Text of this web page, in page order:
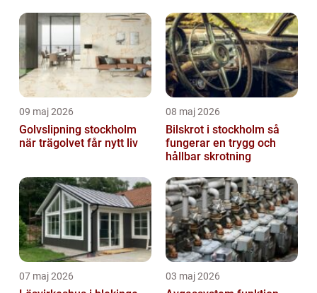
09 maj 2026
Golvslipning stockholm
när trägolvet får nytt liv
08 maj 2026
Bilskrot i stockholm så
fungerar en trygg och
hållbar skrotning
07 maj 2026 03 maj 2026